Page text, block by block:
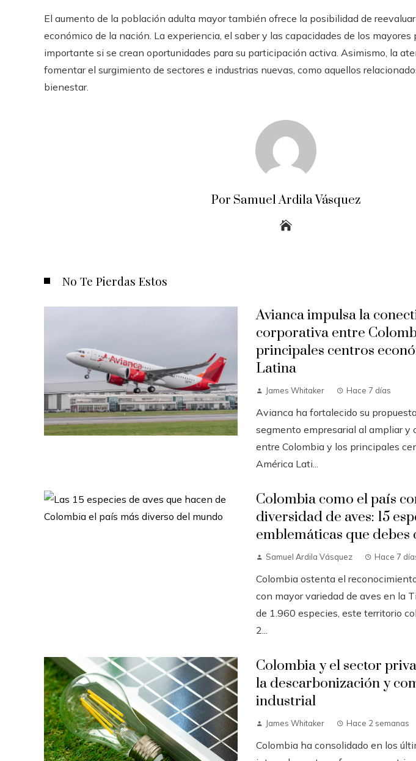
El aumento de la población adulta mayor también ofrece la posibilidad de
económico de la nación. La experiencia, el saber y las capacidades de los mayores
importante si se crean oportunidades para su participación activa. Asimismo, la
fomentar el surgimiento de sectores e industrias nuevas, como aquellos
bienestar.
Por Samuel Ardila Vásquez
No Te Pierdas Estos
Avianca impulsa la
corporativa entre
principales centros
Latina
James Whitaker Hace 7 días
Avianca ha fortalecido su
segmento empresarial al ampliar y
entre Colombia y los principales
América Lati...
Colombia como el país
diversidad de aves: 15
emblemáticas que debes
Samuel Ardila Vásquez Hace 7
Colombia ostenta el
con mayor variedad de aves en la
de 1.960 especies, este territorio
2...
Colombia y el sector
la descarbonización y
industrial
James Whitaker Hace 2 semanas
Colombia ha consolidado en los